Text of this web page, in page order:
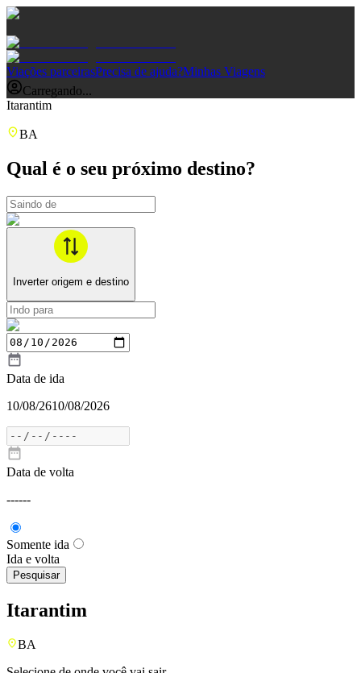
Viações parceirasPrecisa de ajuda?Minhas Viagens
Carregando...
Itarantim
BA
Qual é o seu próximo destino?
Inverter origem e destino
Data de ida
10/08/2610/08/2026
Data de volta
------
Somente ida
Ida e volta
Pesquisar
Itarantim
BA